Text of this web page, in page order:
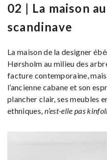
02 | La maison
scandinave
La maison de la designer
Hørsholm au milieu des
facture contemporaine,
l’ancienne cabane et son
plancher clair, ses meubles
ethniques, n’est-elle pas